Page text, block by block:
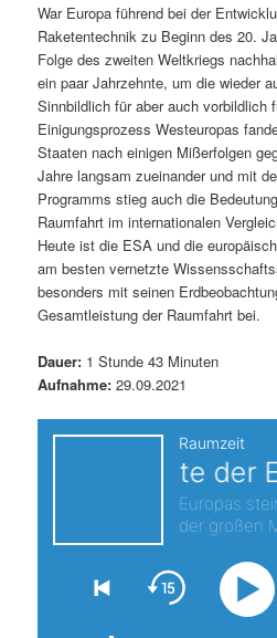
h
a
l
t
s
p
r
i
n
I
n
h
a
l
t
s
p
g
War Europa führend bei der
Raketentechnik zu Beginn des 20.
Folge des zweiten Weltkriegs
ein paar Jahrzehnte, um die wieder
Sinnbildlich für aber auch vorbildlich
Einigungsprozess Westeuropas
Staaten nach einigen Mißerfolgen
Jahre langsam zueinander und mit
Programms stieg auch die
Raumfahrt im internationalen
Heute ist die ESA und die
am besten vernetzte
besonders mit seinen
Gesamtleistung der Raumfahrt bei.
Dauer: 1 Stunde 43 Minuten
Aufnahme: 29.09.2021